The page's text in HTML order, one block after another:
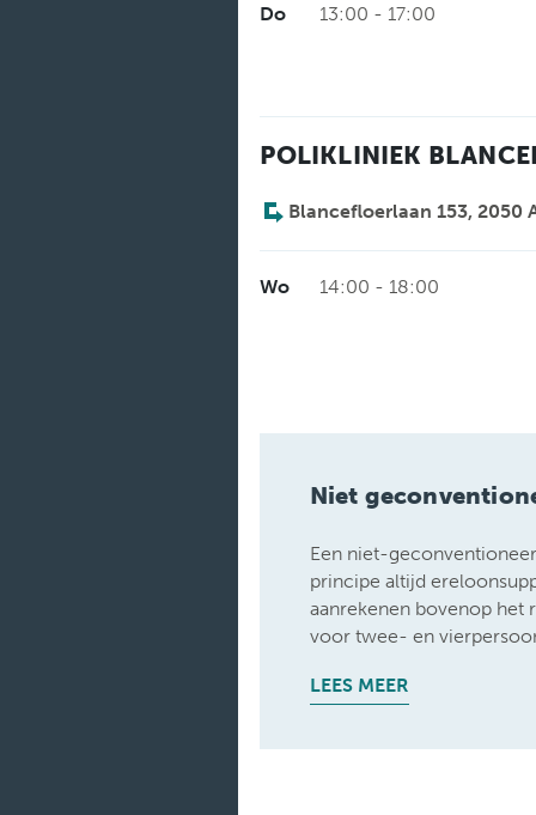
Do
13:00 - 17:00
POLIKLINIEK
Blancefloerlaan 153, 2050
Wo 14:00 - 18:00
Niet
Een niet-
principe altijd
aanrekenen bovenop het
voor twee- en
LEES MEER